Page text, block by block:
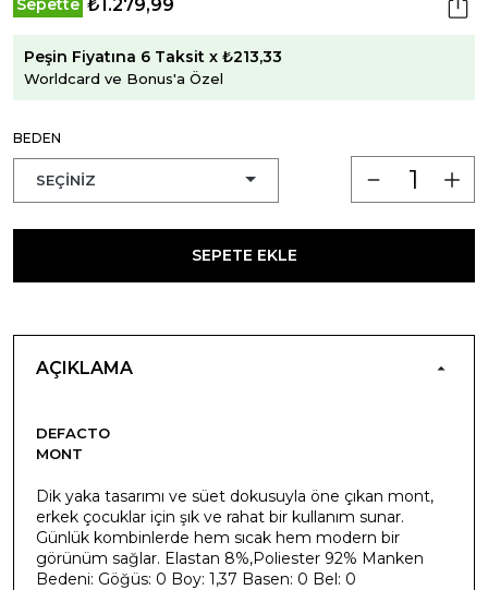
Sepette ₺1.279,99
Peşin Fiyatına 6 Taksit x ₺213,33
Worldcard ve Bonus'a Özel
BEDEN
SEPETE EKLE
AÇIKLAMA
DEFACTO
MONT
Dik yaka tasarımı ve süet dokusuyla öne çıkan mont,
erkek çocuklar için şık ve rahat bir kullanım sunar.
Günlük kombinlerde hem sıcak hem modern bir
görünüm sağlar. Elastan 8%,Poliester 92% Manken
Bedeni: Göğüs: 0 Boy: 1,37 Basen: 0 Bel: 0